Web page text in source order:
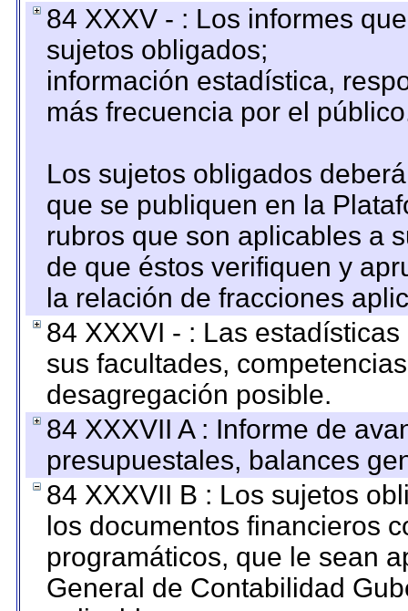
84 XXXV - : Los informes
sujetos obligados;
información estadística,
más frecuencia por el
Los sujetos obligados
que se publiquen en la
rubros que son aplicables a
de que éstos verifiquen y
la relación de fracciones
84 XXXVI - : Las
sus facultades,
desagregación posible.
84 XXXVII A : Informe de
presupuestales, balances
84 XXXVII B : Los sujetos
los documentos financieros
programáticos, que le sean
General de Contabilidad